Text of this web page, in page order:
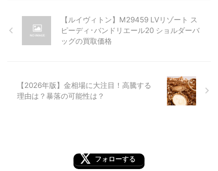
【ルイヴィトン】M29459 LVリゾート ス
ピーディ･バンドリエール20 ショルダーバ
ッグの買取価格
【2026年版】金相場に大注目！高騰する
理由は？暴落の可能性は？
フォローする